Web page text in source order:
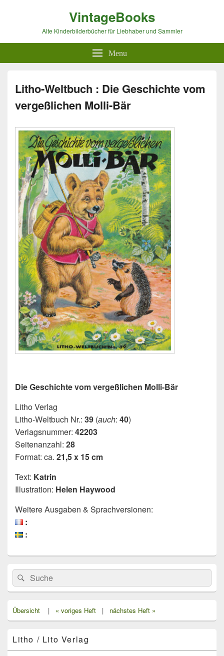
VintageBooks
Alte Kinderbilderbücher für Liebhaber und Sammler
Menu
Litho-Weltbuch : Die Geschichte vom
vergeßlichen Molli-Bär
Die Geschichte vom vergeßlichen Molli-Bär
Litho Verlag
Litho-Weltbuch Nr.: 39 (auch: 40)
Verlagsnummer: 42203
Seitenanzahl: 28
Format: ca. 21,5 x 15 cm
Text: Katrin
Illustration: Helen Haywood
Weitere Ausgaben & Sprachversionen:
:
:
Primärer
Seitenleisten
Widget-
Bereich
Search
for:
Suche
Übersicht | « voriges Heft | nächstes Heft »
Litho / Lito Verlag